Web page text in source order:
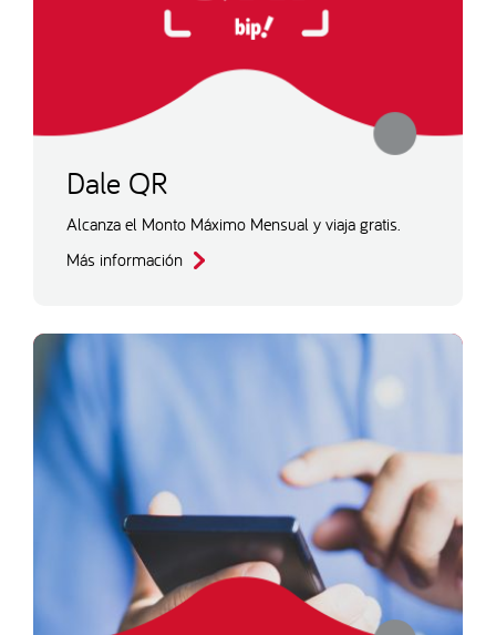
Dale QR
Alcanza el Monto Máximo Mensual y viaja gratis.
Más información